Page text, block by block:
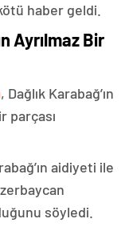
haber geldi.
Ayrılmaz Bir
, Dağlık Karabağ’ın
parçası
aidiyeti ile
söyledi.